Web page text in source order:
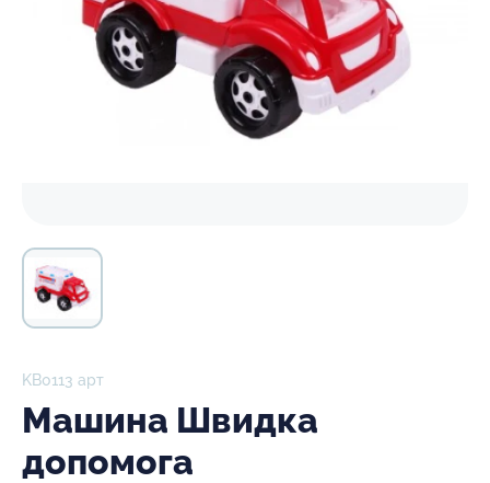
KB0113 арт
Машина Швидка
допомога